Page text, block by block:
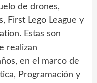
de drones,
First Lego League y
Estas son
realizan
en el marco de
Programación y